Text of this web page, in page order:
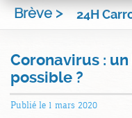
Brève > 24H
Coronavirus :
possible ?
Publié le 1 mars 2020